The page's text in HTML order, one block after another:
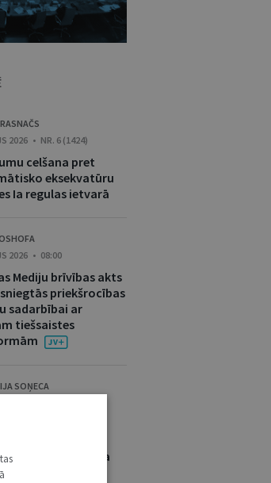
2026 • NR. 6 (1424)
celšana pret
eksekvatūru
Ia regulas ietvarā
2026 • 08:00
Mediju brīvības akts
priekšrocības
sadarbībai ar
tiešsaistes
SOŅECA
transporta
iegādei